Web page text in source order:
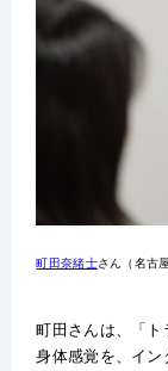
町田奈緒士さん（名古
町田さんは、「
身体感覚を、イン